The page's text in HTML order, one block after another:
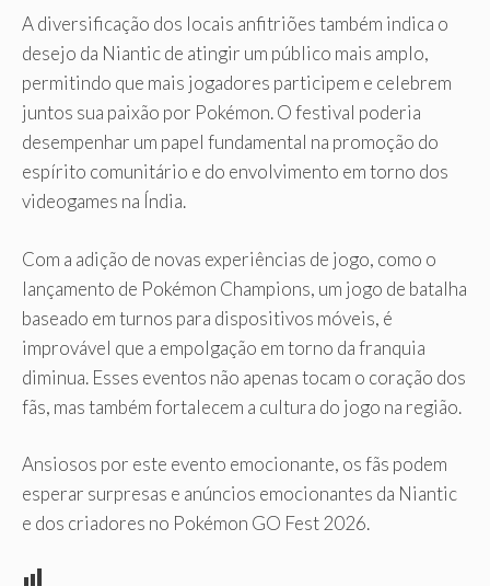
A diversificação dos locais anfitriões também indica o
desejo da Niantic de atingir um público mais amplo,
permitindo que mais jogadores participem e celebrem
juntos sua paixão por Pokémon. O festival poderia
desempenhar um papel fundamental na promoção do
espírito comunitário e do envolvimento em torno dos
videogames na Índia.
Com a adição de novas experiências de jogo, como o
lançamento de Pokémon Champions, um jogo de batalha
baseado em turnos para dispositivos móveis, é
improvável que a empolgação em torno da franquia
diminua. Esses eventos não apenas tocam o coração dos
fãs, mas também fortalecem a cultura do jogo na região.
Ansiosos por este evento emocionante, os fãs podem
esperar surpresas e anúncios emocionantes da Niantic
e dos criadores no Pokémon GO Fest 2026.